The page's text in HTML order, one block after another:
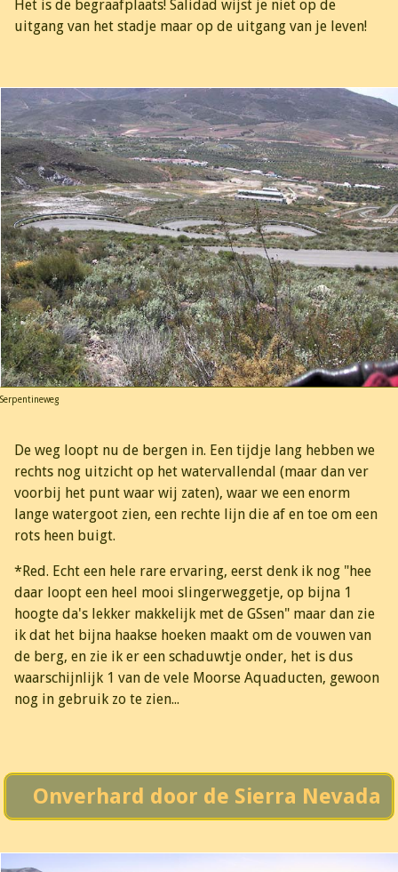
Het is de begraafplaats! Salidad wijst je niet op de
uitgang van het stadje maar op de uitgang van je leven!
Serpentineweg
De weg loopt nu de bergen in. Een tijdje lang hebben we
rechts nog uitzicht op het watervallendal (maar dan ver
voorbij het punt waar wij zaten), waar we een enorm
lange watergoot zien, een rechte lijn die af en toe om een
rots heen buigt.
*Red. Echt een hele rare ervaring, eerst denk ik nog "hee
daar loopt een heel mooi slingerweggetje, op bijna 1
hoogte da's lekker makkelijk met de GSsen" maar dan zie
ik dat het bijna haakse hoeken maakt om de vouwen van
de berg, en zie ik er een schaduwtje onder, het is dus
waarschijnlijk 1 van de vele Moorse Aquaducten, gewoon
nog in gebruik zo te zien...
Onverhard door de Sierra Nevada